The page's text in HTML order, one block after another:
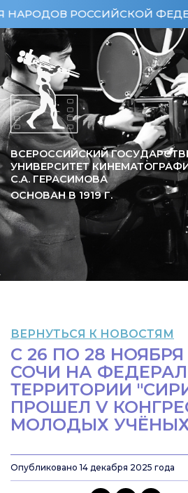
РОССИЙСКОЙ
ВСЕРОССИЙСКИЙ
УНИВЕРСИТЕТ
С.А. ГЕРАСИМОВА
ОСНОВАН В 1919Г.
ВЕРНУТЬСЯ К НОВОСТЯМ
С 26 ПО 28 НОЯБРЯ
СОЧИ НА
ТЕРРИТОРИИ
ПРОШЕЛ V
МОЛОДЫХ
Опубликовано 14 декабря 2025 года